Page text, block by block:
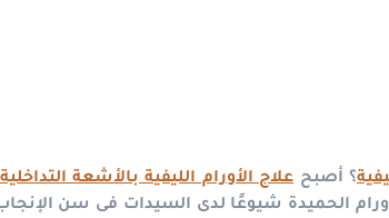
؟ أصبحعلاج الأورام الليفية بالأشعة التداخلية
الحميدة شيوعًا لدى السيدات فى سن